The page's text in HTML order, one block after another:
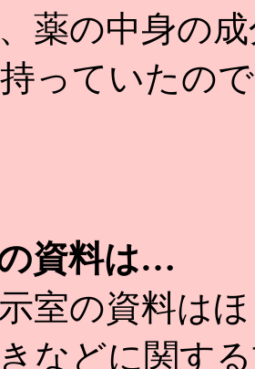
薬の中身の
っていたの
資料は…
室の資料は
などに関す